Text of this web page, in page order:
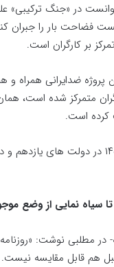
در «جنگ ترکیبی»
فضاحت بار را
بر کارگران است.
پروژه ضدایرانی
متمرکز شده
کرده است.
همین طیف در حدفاصل سال‌های ۹۲ تا
سیاه نمایی از وضع
در مطلبی نوشت: